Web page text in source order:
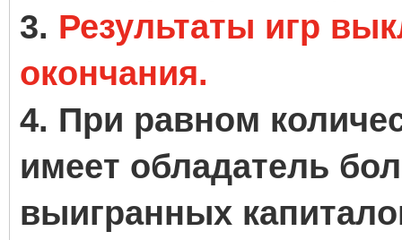
3. Результаты игр
окончания.
4. При равном
имеет обладатель
выигранных